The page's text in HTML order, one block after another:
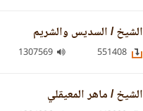
الشيخ / السديس والشريم
الشيخ / ماهر المعيقلي